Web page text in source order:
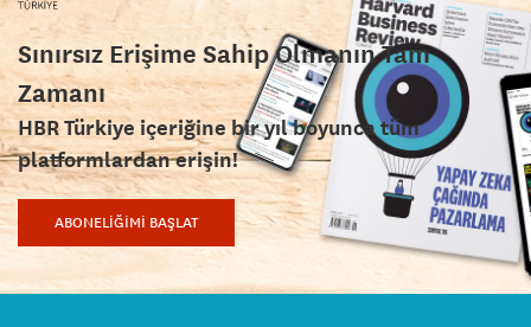
Sınırsız Erişime Sahip Olmanın Tam
Zamanı
HBR Türkiye içeriğine bir yıl boyunca tüm
platformlardan erişin!
ABONELİĞİMİ BAŞLAT